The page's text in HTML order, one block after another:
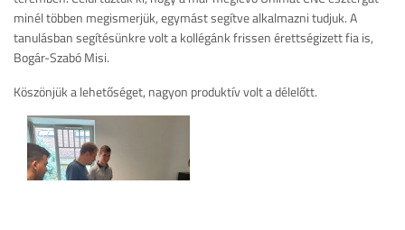
minél többen megismerjük, egymást segítve alkalmazni tudjuk. A
tanulásban segítésünkre volt a kollégánk frissen érettségizett fia is,
Bogár-Szabó Misi.
Köszönjük a lehetőséget, nagyon produktív volt a délelőtt.